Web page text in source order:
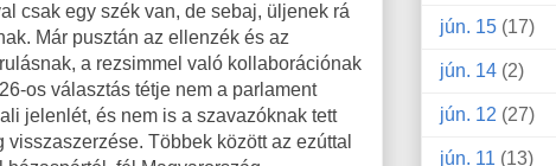
csak egy szék van, de sebaj, üljenek rá
Már pusztán az ellenzék és az
a rezsimmel való kollaborációnak
os választás tétje nem a parlament
jelenlét, és nem is a szavazóknak tett
Többek között az ezúttal
jún. 15 (17)
jún. 14 (2)
jún. 12 (27)
jún. 11 (13)